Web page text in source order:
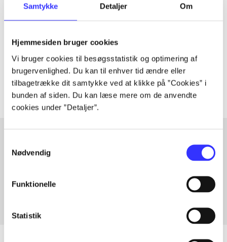
Samtykke Detaljer Om
Hjemmesiden bruger cookies
Vi bruger cookies til besøgsstatistik og optimering af
brugervenlighed. Du kan til enhver tid ændre eller
tilbagetrække dit samtykke ved at klikke på ”Cookies” i
bunden af siden. Du kan læse mere om de anvendte
cookies under ”Detaljer”.
Nødvendig
Funktionelle
Statistik
Artiklen er en del af
lorem ipsum dolor sit amet ...
Tidsskrift
Artiklerne i handler ofte om
Artikler med samme emner